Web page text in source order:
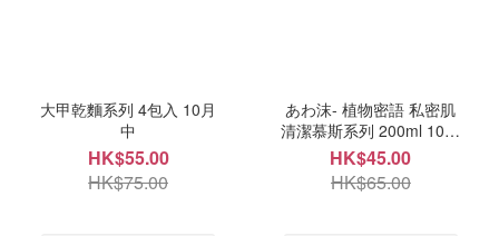
大甲乾麵系列 4包入 10月
中
HK$55.00
HK$75.00
あわ沫- 植物密語 私密肌
清潔慕斯系列 200ml 10月
中
HK$45.00
HK$65.00